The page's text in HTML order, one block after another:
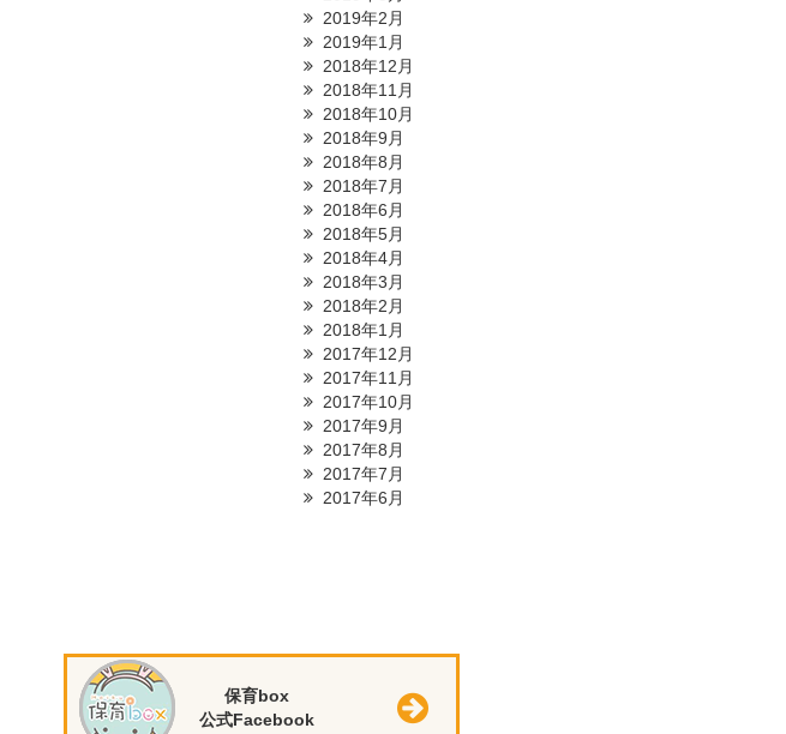
2019年2月
2019年1月
2018年12月
2018年11月
2018年10月
2018年9月
2018年8月
2018年7月
2018年6月
2018年5月
2018年4月
2018年3月
2018年2月
2018年1月
2017年12月
2017年11月
2017年10月
2017年9月
2017年8月
2017年7月
2017年6月
保育box
公式Facebook